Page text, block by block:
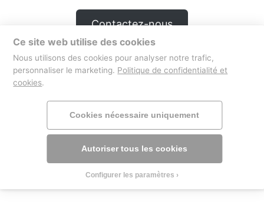
Contactez-nous
Ce site web utilise des cookies
Nous utilisons des cookies pour analyser notre trafic,
personnaliser le marketing. Politique de confidentialité et
cookies.
Cookies nécessaire uniquement
Autoriser tous les cookies
Configurer les paramètres